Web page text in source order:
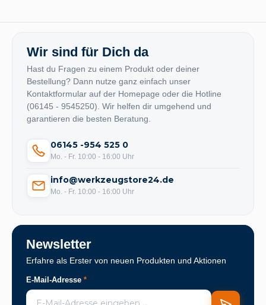
Wir sind für Dich da
Hast du Fragen zu einem Produkt oder deiner
Bestellung? Dann nutze ganz einfach unser
Kontaktformular auf der Homepage oder die Hotline
(06145 - 9545250). Wir helfen dir umgehend und
garantieren die besten Beratung.
06145 -954 525 0
Mo. - Fr. 10:00 - 16:00 Uhr
info@werkzeugstore24.de
Mo. - Fr. 10:00 - 16:00 Uhr
Newsletter
Erfahre als Erster von neuen Produkten und Aktionen
E-Mail-Adresse *